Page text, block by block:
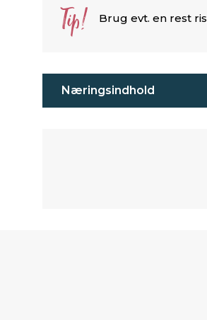
Tip! Brug evt. en rest
Næringsindhold